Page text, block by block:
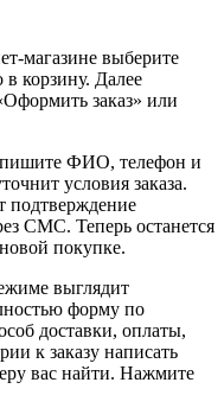
магазине выберите
в корзину. Далее
заказ» или
ФИО, телефон и
условия заказа.
подтверждение
СМС. Теперь останется
покупке.
выглядит
форму по
доставки, оплаты,
к заказу написать
вас найти. Нажмите